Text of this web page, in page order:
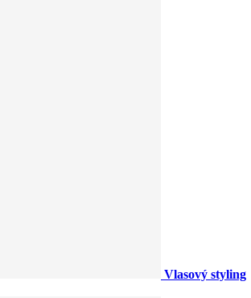
Vlasový styling